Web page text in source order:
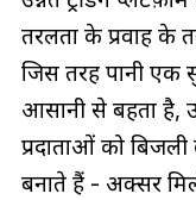
तरलता के प्रवाह के
जिस तरह पानी एक
आसानी से बहता है,
प्रदाताओं को बिजली
बनाते हैं - अक्सर